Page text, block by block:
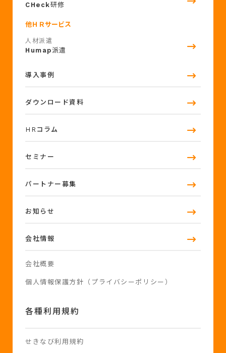
CHeck研修
他ＨＲサービス
人材派遣
Humap 派遣
導入事例
ダウンロード資料
HRコラム
セミナー
パートナー募集
お知らせ
会社情報
会社概要
個人情報保護方針（プライバシーポリシー）
各種利用規約
せきなび利用規約